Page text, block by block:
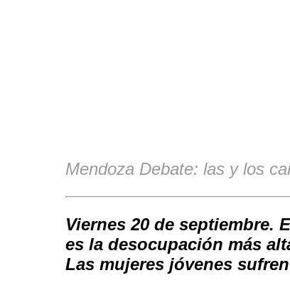
Mendoza Debate: las y los
Viernes 20 de septiembre.
es la desocupación más
Las mujeres jóvenes